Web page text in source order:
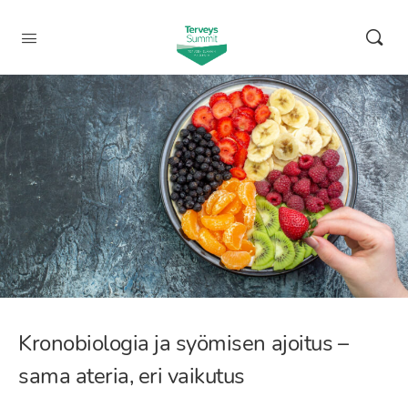
Kronobiologia ja syömisen ajoitus –
sama ateria, eri vaikutus